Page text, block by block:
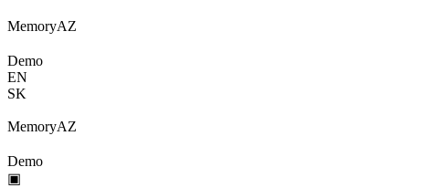
MemoryAZ
Demo
EN
SK
MemoryAZ
Demo
▣